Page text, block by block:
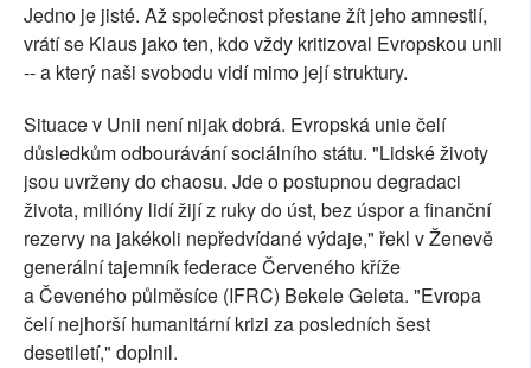
Jedno je jisté. Až společnost přestane žít jeho amnestií,
vrátí se Klaus jako ten, kdo vždy kritizoval Evropskou unii
-- a který naši svobodu vidí mimo její struktury.
Situace v Unii není nijak dobrá. Evropská unie čelí
důsledkům odbourávání sociálního státu. "Lidské životy
jsou uvrženy do chaosu. Jde o postupnou degradaci
života, milióny lidí žijí z ruky do úst, bez úspor a finanční
rezervy na jakékoli nepředvídané výdaje," řekl v Ženevě
generální tajemník federace Červeného kříže
a Čeveného půlměsíce (IFRC) Bekele Geleta. "Evropa
čelí nejhorší humanitární krizi za posledních šest
desetiletí," doplnil.